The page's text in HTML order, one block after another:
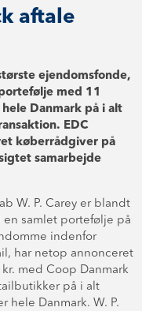
aftale
ejendomsfonde,
med 11
Danmark på i alt
EDC
køberrådgiver på
samarbejde
W. P. Carey er blandt
samlet portefølje på
indenfor
har netop annonceret
med Coop Danmark
på i alt
hele Danmark. W. P.